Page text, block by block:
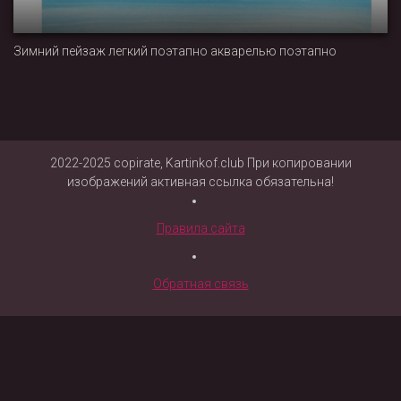
Зимний пейзаж легкий поэтапно акварелью поэтапно
2022-2025 copirate, Kartinkof.club При копировании
изображений активная ссылка обязательна!
Правила сайта
Обратная связь